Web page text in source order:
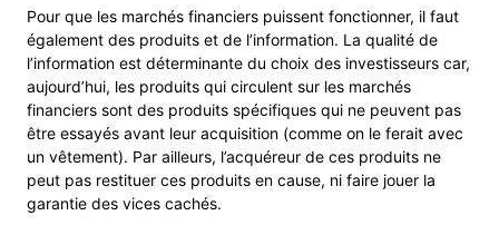
Pour que les marchés financiers puissent fonctionner, il faut
également des produits et de l’information. La qualité de
l’information est déterminante du choix des investisseurs car,
aujourd’hui, les produits qui circulent sur les marchés
financiers sont des produits spécifiques qui ne peuvent pas
être essayés avant leur acquisition (comme on le ferait avec
un vêtement). Par ailleurs, l’acquéreur de ces produits ne
peut pas restituer ces produits en cause, ni faire jouer la
garantie des vices cachés.